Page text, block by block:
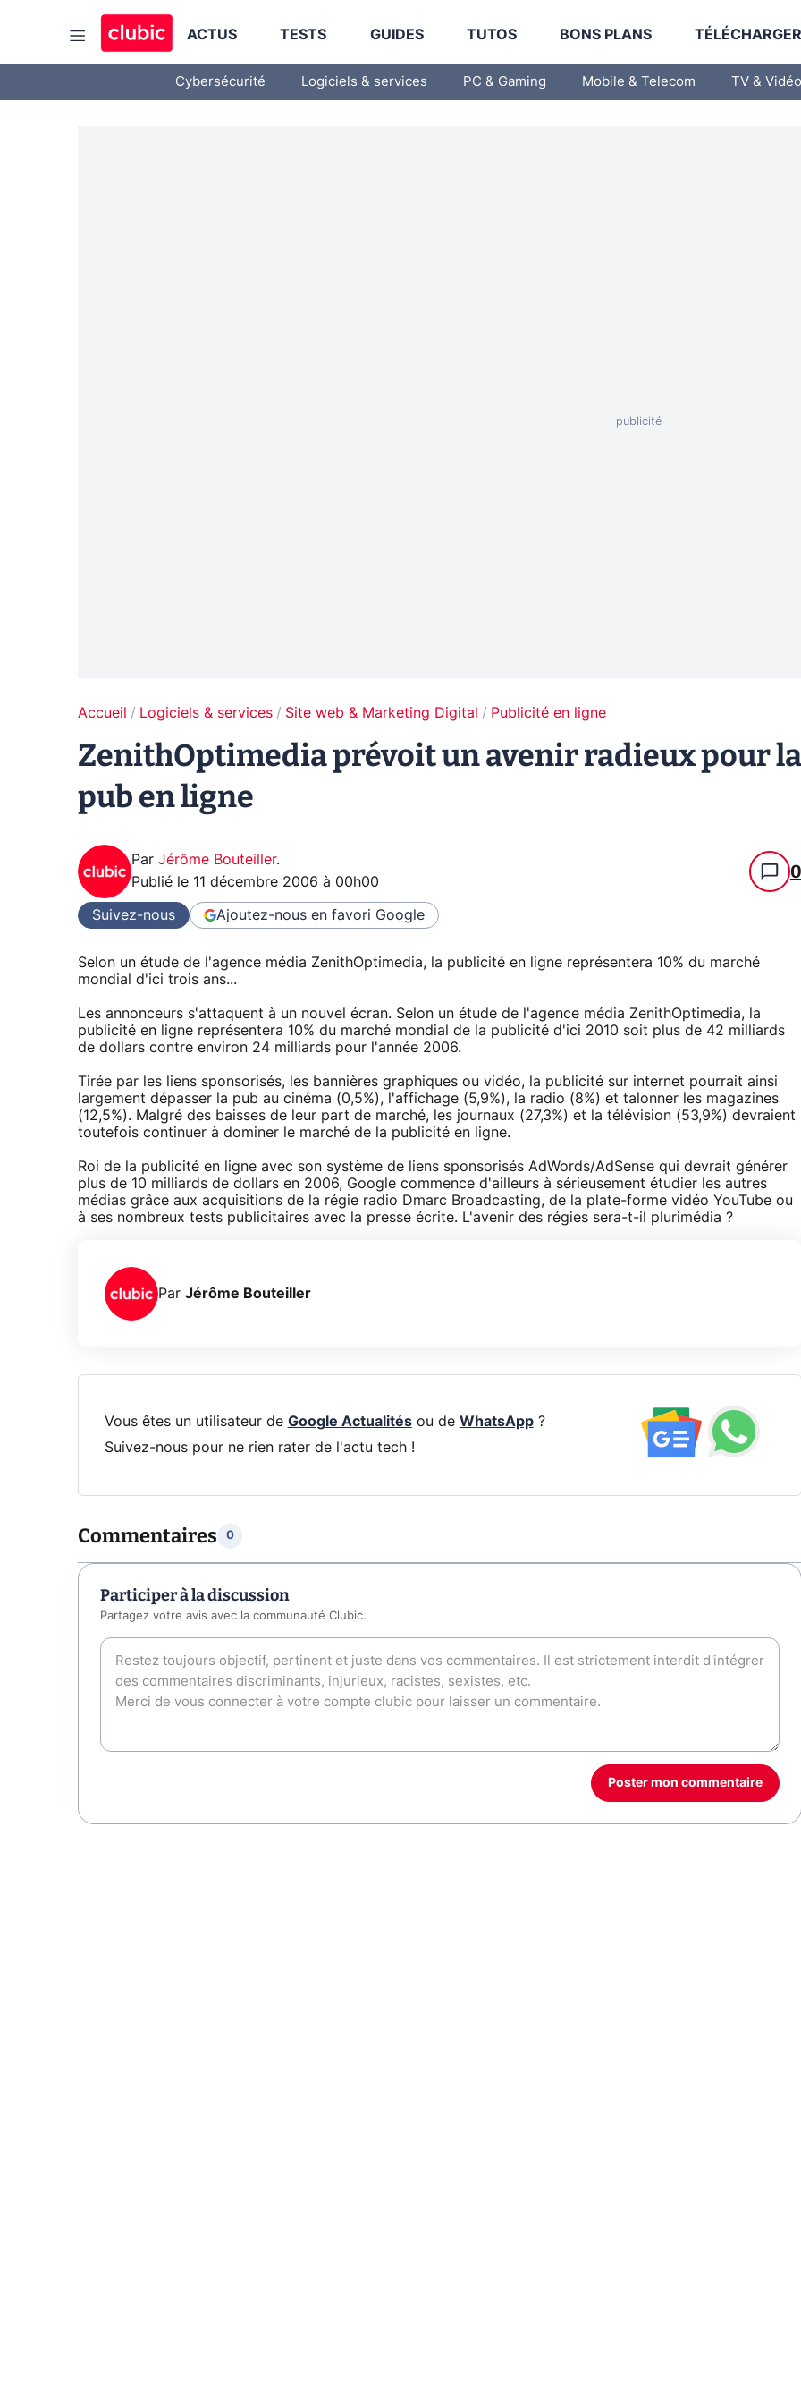
ACTUS TESTS GUIDES TUTOS BONS PLANS
Cybersécurité Logiciels & services PC & Gaming Mobile & Telecom TV & Vidéo
Accueil Logiciels & services Site web & Marketing Digital Publicité en ligne
ZenithOptimedia prévoit un avenir radieux pour la
pub en ligne
Par Jérôme Bouteiller.
Publié le 11 décembre 2006 à 00h00 0
Suivez-nous Ajoutez-nous en favori Google
Selon un étude de l'agence média ZenithOptimedia, la publicité en ligne représentera 10% du marché
mondial d'ici trois ans...
Les annonceurs s'attaquent à un nouvel écran. Selon un étude de l'agence média ZenithOptimedia, la
publicité en ligne représentera 10% du marché mondial de la publicité d'ici 2010 soit plus de 42 milliards
de dollars contre environ 24 milliards pour l'année 2006.
Tirée par les liens sponsorisés, les bannières graphiques ou vidéo, la publicité sur internet pourrait ainsi
largement dépasser la pub au cinéma (0,5%), l'affichage (5,9%), la radio (8%) et talonner les magazines
(12,5%). Malgré des baisses de leur part de marché, les journaux (27,3%) et la télévision (53,9%) devraient
toutefois continuer à dominer le marché de la publicité en ligne.
Roi de la publicité en ligne avec son système de liens sponsorisés AdWords/AdSense qui devrait générer
plus de 10 milliards de dollars en 2006, Google commence d'ailleurs à sérieusement étudier les autres
médias grâce aux acquisitions de la régie radio Dmarc Broadcasting, de la plate-forme vidéo YouTube ou
à ses nombreux tests publicitaires avec la presse écrite. L'avenir des régies sera-t-il plurimédia ?
Par Jérôme Bouteiller
Vous êtes un utilisateur de Google Actualitésou de WhatsApp?
Suivez-nous pour ne rien rater de l'actu tech !
Commentaires 0
Participer à la discussion
Partagez votre avis avec la communauté Clubic.
Poster mon commentaire